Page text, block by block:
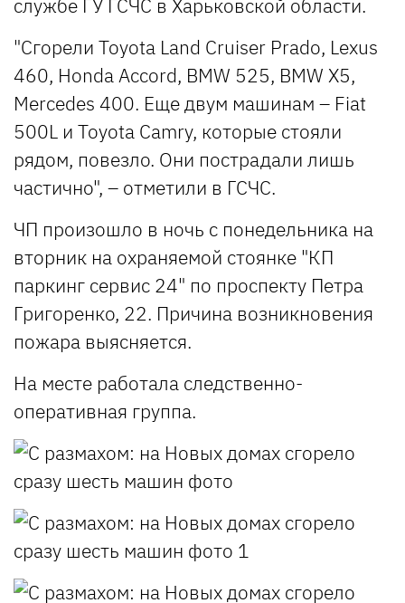
службе ГУ ГСЧС в Харьковской области.
"Сгорели Toyota Land Cruiser Prado, Lexus
460, Honda Accord, BMW 525, BMW Х5,
Mercedes 400. Еще двум машинам – Fiat
500L и Toyota Camry, которые стояли
рядом, повезло. Они пострадали лишь
частично", – отметили в ГСЧС.
ЧП произошло в ночь с понедельника на
вторник на охраняемой стоянке "КП
паркинг сервис 24" по проспекту Петра
Григоренко, 22. Причина возникновения
пожара выясняется.
На месте работала следственно-
оперативная группа.